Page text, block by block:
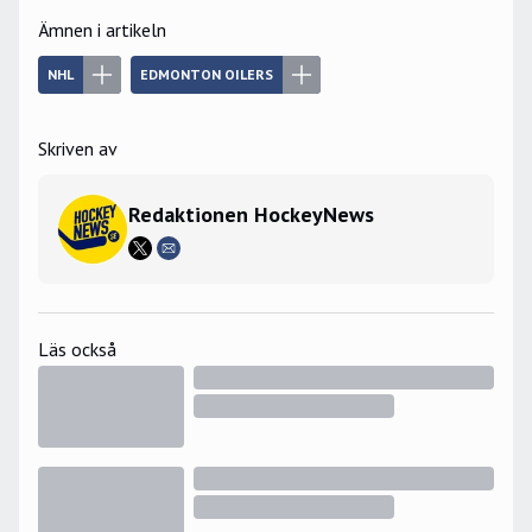
Ämnen i artikeln
NHL EDMONTON OILERS
Skriven av
Redaktionen HockeyNews
Läs också